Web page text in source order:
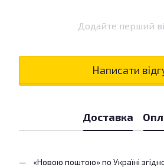
Додайте перший
Написати
Доставка
«Новою поштою» по Україні